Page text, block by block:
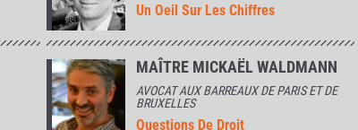
Un Oeil Sur Les Chiffres
MAÎTRE MICKAËL WALDMANN
AVOCAT AUX BARREAUX DE PARIS ET DE
BRUXELLES
Questions De Droit